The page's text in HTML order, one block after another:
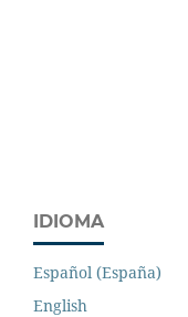
IDIOMA
Español (España)
English